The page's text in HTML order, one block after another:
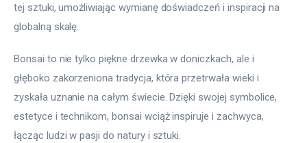
tej sztuki, umożliwiając wymianę doświadczeń i inspiracji na
globalną skalę.
Bonsai to nie tylko piękne drzewka w doniczkach, ale i
głęboko zakorzeniona tradycja, która przetrwała wieki i
zyskała uznanie na całym świecie. Dzięki swojej symbolice,
estetyce i technikom, bonsai wciąż inspiruje i zachwyca,
łącząc ludzi w pasji do natury i sztuki.